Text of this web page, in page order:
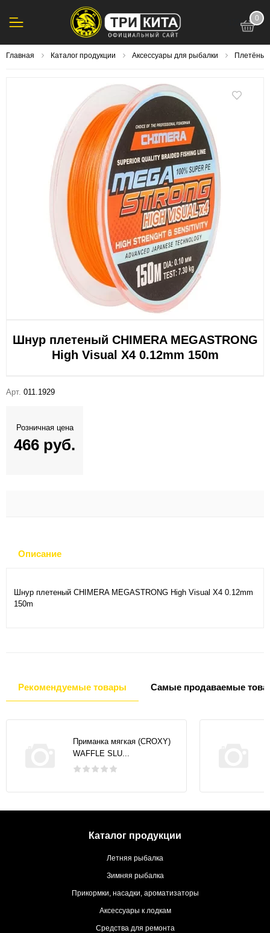
0
Главная Каталог продукции Аксессуары для рыбалки
Шнур плетеный CHIMERA MEGASTRONG
High Visual X4 0.12mm 150m
Арт. 011.1929
Розничная цена
466 руб.
Описание
Шнур плетеный CHIMERA MEGASTRONG High Visual X4 0.12mm
150m
Рекомендуемые товары Самые продаваемые
Приманка мягкая (CROXY)
WAFFLE SLU...
Каталог продукции
Летняя рыбалка
Зимняя рыбалка
Прикормки, насадки, ароматизаторы
Аксессуары к лодкам
Средства для ремонта